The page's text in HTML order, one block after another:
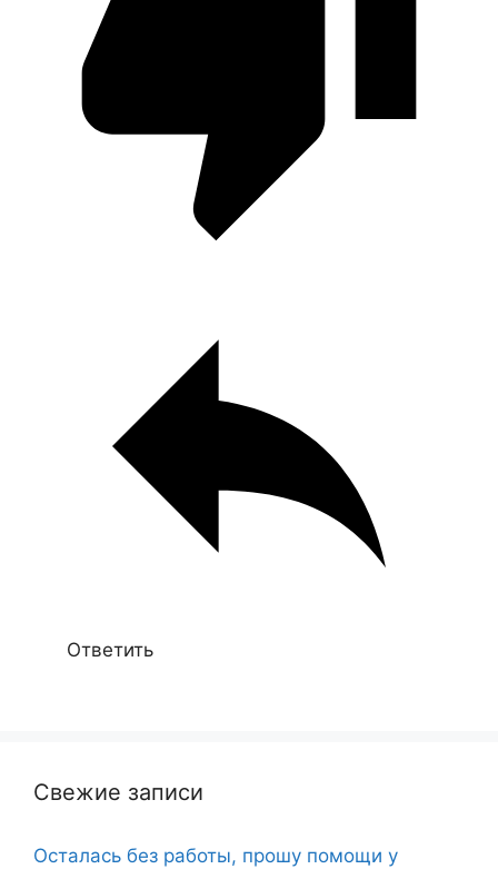
Ответить
Свежие записи
Осталась без работы, прошу помощи у